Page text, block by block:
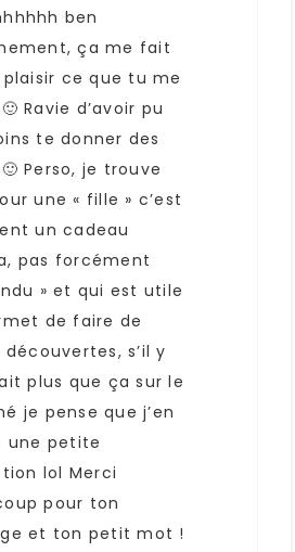
ben
ça me fait
plaisir ce que tu me
Ravie d’avoir pu
te donner des
Perso, je trouve
une « fille » c’est
un cadeau
pas forcément
» et qui est utile
de faire de
découvertes, s’il y
plus que ça sur le
je pense que j’en
une petite
lol Merci
pour ton
et ton petit mot !